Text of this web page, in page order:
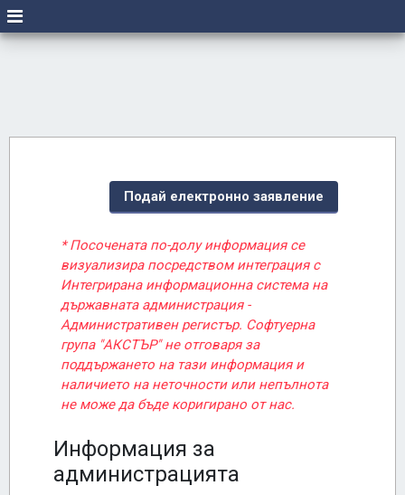
Подай електронно заявление
* Посочената по-долу информация се
визуализира посредством интеграция с
Интегрирана информационна система на
държавната администрация -
Административен регистър. Софтуерна
група "АКСТЪР" не отговаря за
поддържането на тази информация и
наличието на неточности или непълнота
не може да бъде коригирано от нас.
Информация за
администрацията